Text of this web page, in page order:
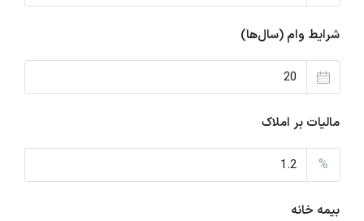
شرایط وام (سال‌ها)
مالیات بر املاک
%
بیمه خانه